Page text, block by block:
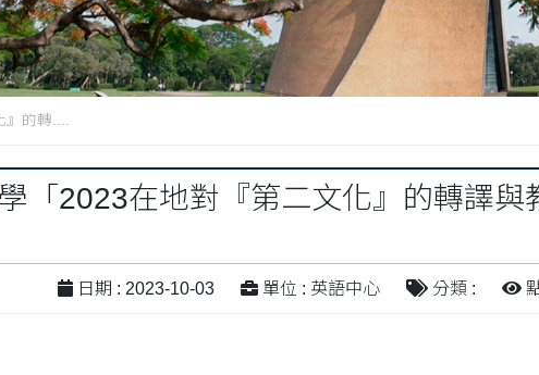
』的轉....
「2023在地對『第二文化』的轉譯與
日期 : 2023-10-03 單位 : 英語中心 分類 :